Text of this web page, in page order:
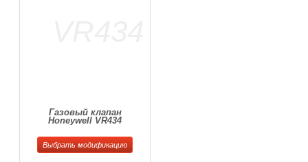
Газовый клапан
Honeywell VR434
Выбрать модификацию